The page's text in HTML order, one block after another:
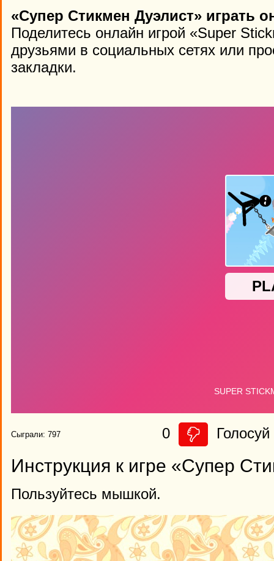
«Супер Стикмен Дуэлист» играть
Поделитесь онлайн игрой «Super
друзьями в социальных сетях или
закладки.
Сыграли: 797 0 Голосуй
Инструкция к игре «Супер
Пользуйтесь мышкой.